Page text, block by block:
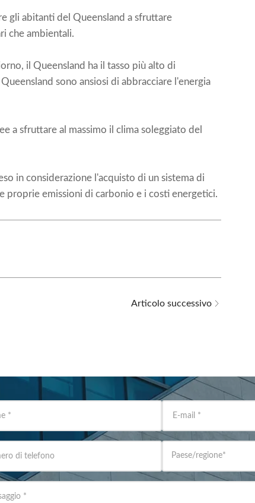
gli abitanti del Queensland a sfruttare
che ambientali.
il Queensland ha il tasso più alto di
sono ansiosi di abbracciare l'energia
a sfruttare al massimo il clima soleggiato del
in considerazione l'acquisto di un sistema di
proprie emissioni di carbonio e i costi energetici.
Articolo successivo
* E-mail *
di telefono Paese/regione*
*